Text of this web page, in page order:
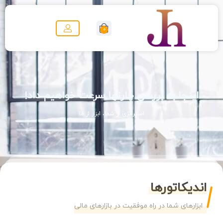
0
اینجا به بررسی چارتها سرعت خواهیم داد!
استراتژی از شما، ابزار از ما
اندیکاتورها
ابزارهای شما در راه موفقیت در بازارهای مالی